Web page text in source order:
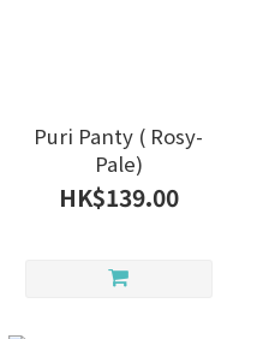
Puri Panty ( Rosy-
Pale)
HK$139.00